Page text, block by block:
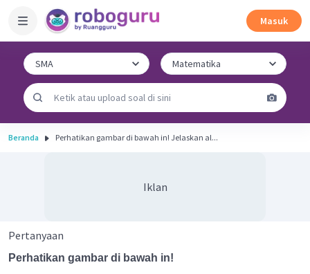
Masuk
Beranda Perhatikan gambar di bawah in! Jelaskan al...
Iklan
Pertanyaan
Perhatikan gambar di bawah in!